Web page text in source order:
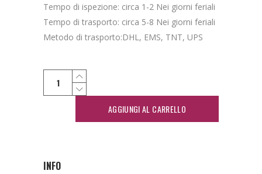
Tempo di ispezione: circa 1-2 Nei giorni feriali
Tempo di trasporto: circa 5-8 Nei giorni feriali
Metodo di trasporto:DHL, EMS, TNT, UPS
AGGIUNGI AL CARRELLO
INFO